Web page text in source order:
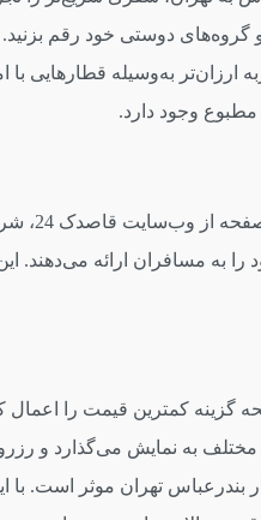
دوستی خود رقم بزنید.
به‌وسیله قطارهایی
مطبوع وجود دارد.
رزرو بلیط قطار از
را به مسافران ارائه می‌دهند.
می‌شود. اگر در همین صفحه گزینه کمترین
مختلف به نمایش می‌گذارد و
تهران موثر است. با